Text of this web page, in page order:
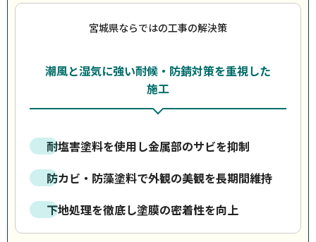
宮城県ならではの工事の解決策
潮風と湿気に強い耐候・防錆対策を重視した
施工
耐塩害塗料を使用し金属部のサビを抑制
防カビ・防藻塗料で外観の美観を長期間維持
下地処理を徹底し塗膜の密着性を向上